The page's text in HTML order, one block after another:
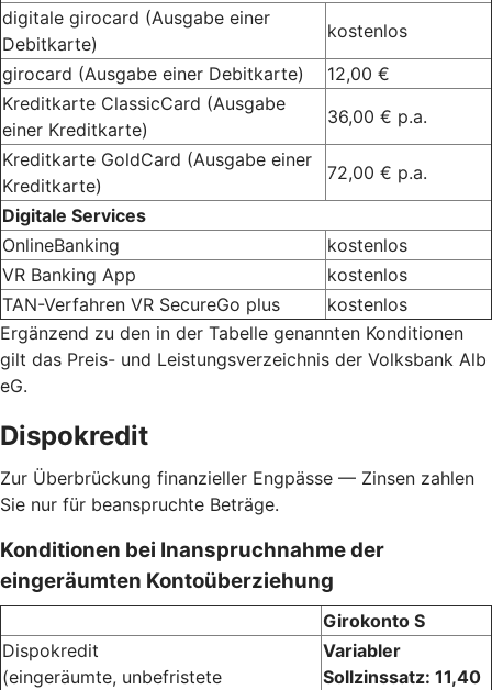
digitale girocard (Ausgabe einer
Debitkarte)
kostenlos
girocard (Ausgabe einer Debitkarte)
12,00 €
Kreditkarte ClassicCard (Ausgabe
einer Kreditkarte)
36,00 € p.a.
Kreditkarte GoldCard (Ausgabe einer
Kreditkarte)
72,00 € p.a.
Digitale Services
OnlineBanking
kostenlos
VR Banking App
kostenlos
TAN-Verfahren VR SecureGo plus
kostenlos
Ergänzend zu den in der Tabelle genannten Konditionen
gilt das Preis- und Leistungsverzeichnis der Volksbank Alb
eG.
Dispokredit
Zur Überbrückung finanzieller Engpässe — Zinsen zahlen
Sie nur für beanspruchte Beträge.
Konditionen bei Inanspruchnahme der
eingeräumten Kontoüberziehung
Girokonto S
Dispokredit
(eingeräumte, unbefristete
Variabler
Sollzinssatz: 11,40